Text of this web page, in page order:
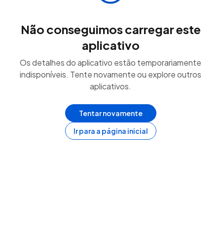
Não conseguimos carregar este
aplicativo
Os detalhes do aplicativo estão temporariamente
indisponíveis. Tente novamente ou explore outros
aplicativos.
Tentar novamente
Ir para a página inicial